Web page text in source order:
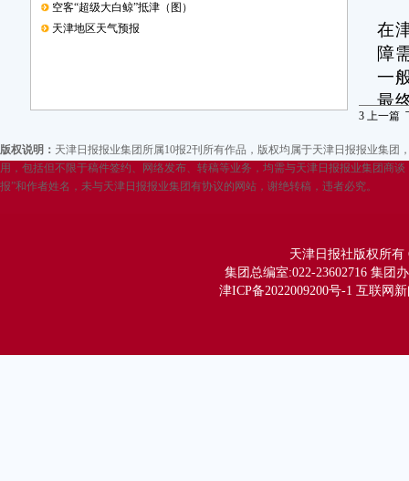
空客“超级大白鲸”抵津（图）
天津地区天气预报
在
障
一
最
障
近
津
3 上一篇
版权说明： 天津日报报业集团所属10报2刊所有作品，版权均属于天津日报报业集
用，包括但不限于稿件签约、网络发布、转稿等业务，均需与天津日报报业集团商
报”和作者姓名，未与天津日报报业集团有协议的网站，谢绝转稿，违者必究。
天津日报社版权所有
集团总编室:022-23602716 集团
津ICP备2022009200号-1 互联网